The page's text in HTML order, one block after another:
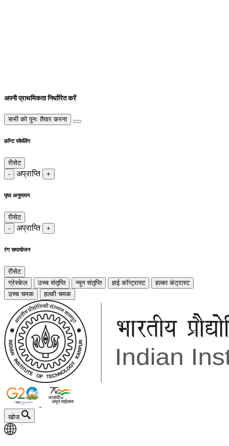
अपनी प्राथमिकता निर्धारित करें
सभी को पुनः तैयार करना
फ़ॉन्ट स्केलिंग
रीसेट
-
अप्राप्ति +
पृष्ठ अनुमापन
रीसेट
-
अप्राप्ति +
रंग समायोजन
रीसेट
ग्रेस्केल
उच्च संतृप्ति न्यून संतृप्ति हाई कॉन्ट्रास्ट
हल्का कंट्रास्ट
उच्च चमक
हल्की चमक
खोज